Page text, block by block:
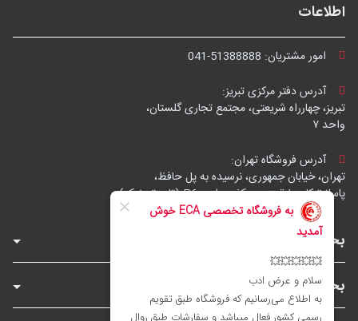
اطلاعات
امور مشتریان: 041-51388888
آدرس دفتر مرکزی تبریز:
تبریز، چهارراه شریعتی، مجتمع تجاری گلستان،
واحد ۷
آدرس فروشگاه تهران:
تهران، خیابان جمهوری، نرسیده به پل حافظ،
پاساژ توکل، طبقه زیرهمکف، واحد B6 (تاپ ترونیک)
بخش‌های فروشگاه
بخش‌های سایت